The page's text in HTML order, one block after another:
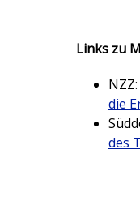
Links zu
NZZ:
die
des